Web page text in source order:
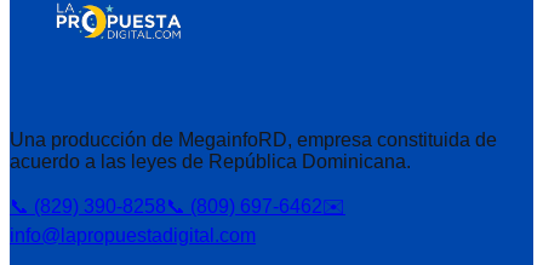
Una producción de MegainfoRD, empresa constituida de
acuerdo a las leyes de República Dominicana.
📞 (829) 390-8258📞 (809) 697-6462✉️
info@lapropuestadigital.com